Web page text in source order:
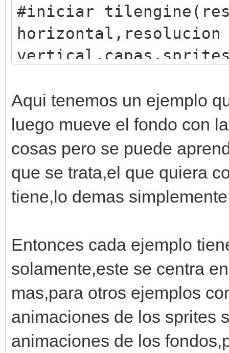
#iniciar
horizontal,resolucion
#iniciar ventana
window =
#quitar efecto crt
#color de fondo
#cargar fondo de
tilemap =
fondo =
#mostrar fondo en una
Aqui tenemos un ejemplo
luego mueve el fondo con
cosas pero se puede
que se trata,el que quiera
tiene,lo demas
Entonces cada ejemplo
solamente,este se centra
mas,para otros ejemplos
animaciones de los sprites
animaciones de los